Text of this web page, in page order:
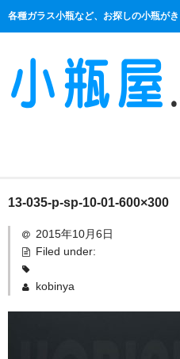
各種ガラス小瓶など、お探しの小瓶がき
商品一覧
絞り口
13-035-p-sp-10-01-600×300
2015年10月6日
Filed under:
kobinya